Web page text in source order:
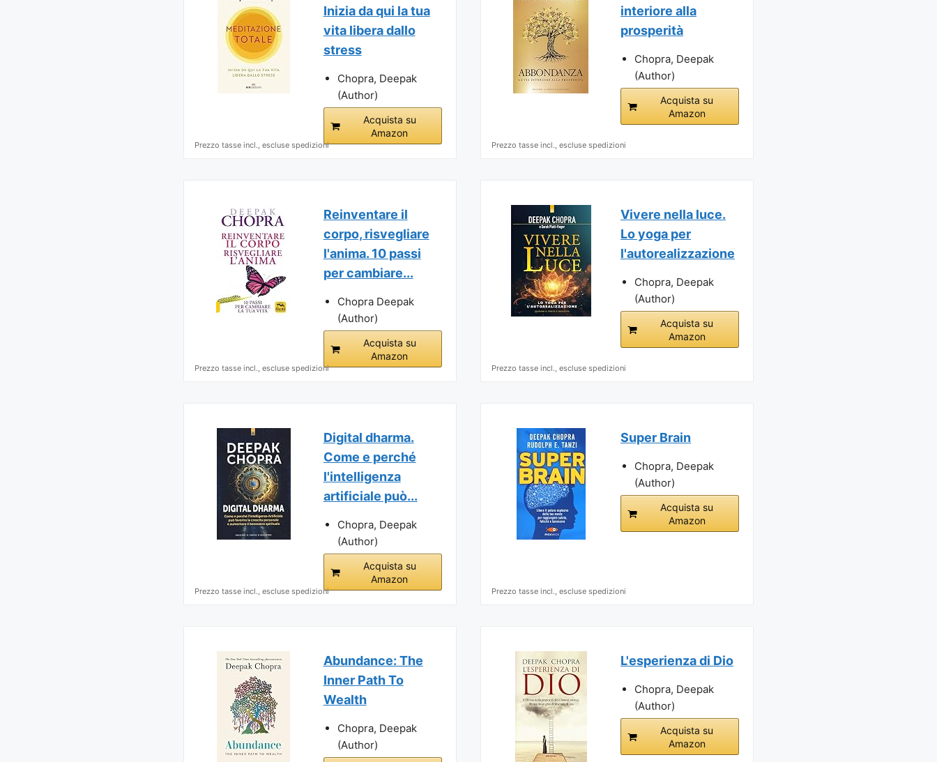
Inizia da qui la tua
vita libera dallo
stress
Chopra, Deepak
(Author)
Acquista su
Amazon
Prezzo tasse incl., escluse spedizioni
interiore alla
prosperità
Chopra, Deepak
(Author)
Acquista su
Amazon
Prezzo tasse incl., escluse spedizioni
Reinventare il
corpo, risvegliare
l'anima. 10 passi
per cambiare...
Chopra Deepak
(Author)
Acquista su
Amazon
Prezzo tasse incl., escluse spedizioni
Vivere nella luce.
Lo yoga per
l'autorealizzazione
Chopra, Deepak
(Author)
Acquista su
Amazon
Prezzo tasse incl., escluse spedizioni
Digital dharma.
Come e perché
l'intelligenza
artificiale può...
Chopra, Deepak
(Author)
Acquista su
Amazon
Prezzo tasse incl., escluse spedizioni
Super Brain
Chopra, Deepak
(Author)
Acquista su
Amazon
Prezzo tasse incl., escluse spedizioni
Abundance: The
Inner Path To
Wealth
Chopra, Deepak
(Author)
L'esperienza di Dio
Chopra, Deepak
(Author)
Acquista su
Amazon